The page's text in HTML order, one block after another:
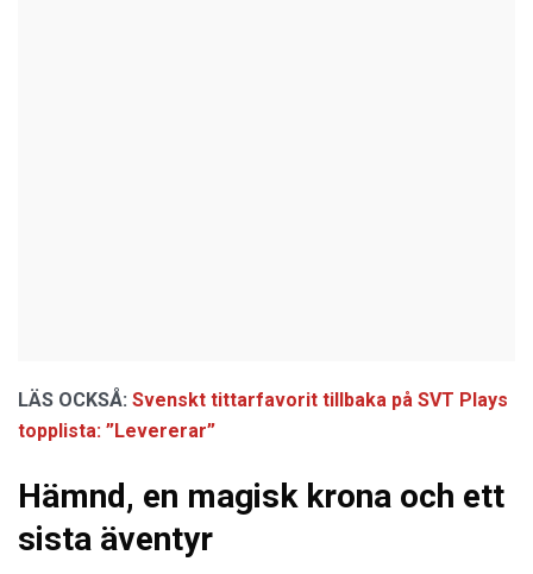
LÄS OCKSÅ: Svenskt tittarfavorit tillbaka på SVT Plays
topplista: ”Levererar”
Hämnd, en magisk krona och ett
sista äventyr